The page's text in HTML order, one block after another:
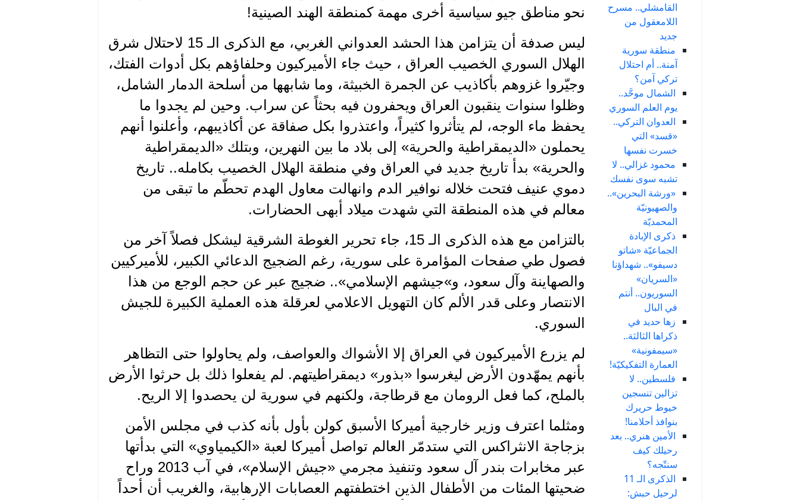
القامشلي.. مسرح
اللامعقول من
جديد
منطقة سورية
آمنة.. أم احتلال
تركي آمن؟
الشمال موحَّد..
يوم العلم السوري
العدوان التركي..
«قسد» التي
خسرت نفسها
محمود غزالي.. لا
تشبه سوى نفسك
«ورشة البحرين»..
والصهيونيّة
المحمديّة
ذكرى الإبادة
الجماعيّة «شاتو
دسيفو».. شهداؤنا
«السريان»
السوريون.. أنتم
في البال
زها حديد في
ذكراها الثالثة..
«سيمفونية»
العمارة التفكيكيّة!
فلسطين.. لا
تزالين تنسجين
خيوط حريرك
بنوافذ أحلامنا!
الأمين هنري.. بعد
رحيلك كيف
سنتّجه؟
الذكرى الـ 11
لرحيل حبش:
نحو مناطق جيو سياسية أخرى مهمة كمنطقة الهند الصينية!
ليس صدفة أن يتزامن هذا الحشد العدواني الغربي، مع الذكرى الـ 15 لاحتلال شرق
الهلال السوري الخصيب العراق ، حيث جاء الأميركيون وحلفاؤهم بكل أدوات الفتك،
وجيّروا غزوهم بأكاذيب عن الجمرة الخبيثة، وما شابهها من أسلحة الدمار الشامل،
وظلوا سنوات ينقبون العراق ويحفرون فيه بحثاً عن سراب. وحين لم يجدوا ما
يحفظ ماء الوجه، لم يتأثروا كثيراً، واعتذروا بكل صفاقة عن أكاذيبهم، وأعلنوا أنهم
يحملون «الديمقراطية والحرية» إلى بلاد ما بين النهرين، وبتلك «الديمقراطية
والحرية» بدأ تاريخ جديد في العراق وفي منطقة الهلال الخصيب بكامله.. تاريخ
دموي عنيف فتحت خلاله نوافير الدم وانهالت معاول الهدم تحطّم ما تبقى من
معالم في هذه المنطقة التي شهدت ميلاد أبهى الحضارات.
بالتزامن مع هذه الذكرى الـ 15، جاء تحرير الغوطة الشرقية ليشكل فصلاً آخر من
فصول طي صفحات المؤامرة على سورية، رغم الضجيج الدعائي الكبير، للأميركيين
والصهاينة وآل سعود، و»جيشهم الإسلامي».. ضجيج عبر عن حجم الوجع من هذا
الانتصار وعلى قدر الألم كان التهويل الاعلامي لعرقلة هذه العملية الكبيرة للجيش
السوري.
لم يزرع الأميركيون في العراق إلا الأشواك والعواصف، ولم يحاولوا حتى التظاهر
بأنهم يمهّدون الأرض ليغرسوا «بذور» ديمقراطيتهم. لم يفعلوا ذلك بل حرثوا الأرض
بالملح، كما فعل الرومان مع قرطاجة، ولكنهم في سورية لن يحصدوا إلا الريح.
ومثلما اعترف وزير خارجية أميركا الأسبق كولن بأول بأنه كذب في مجلس الأمن
بزجاجة الانثراكس التي ستدمّر العالم تواصل أميركا لعبة «الكيمياوي» التي بدأتها
عبر مخابرات بندر آل سعود وتنفيذ مجرمي «جيش الإسلام»، في آب 2013 وراح
ضحيتها المئات من الأطفال الذين اختطفتهم العصابات الإرهابية، والغريب أن أحداً